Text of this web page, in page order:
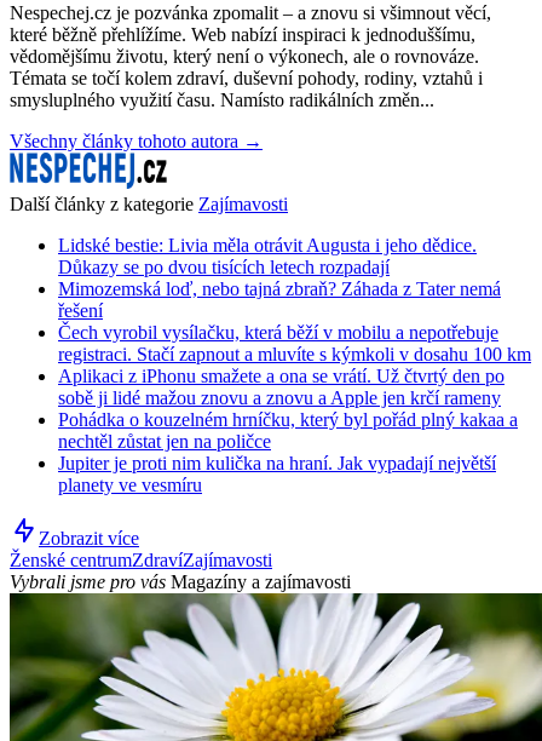
Nespechej.cz je pozvánka zpomalit – a znovu si všimnout věcí,
které běžně přehlížíme. Web nabízí inspiraci k jednoduššímu,
vědomějšímu životu, který není o výkonech, ale o rovnováze.
Témata se točí kolem zdraví, duševní pohody, rodiny, vztahů i
smysluplného využití času. Namísto radikálních změn...
Všechny články tohoto autora →
Další články z kategorie Zajímavosti
Lidské bestie: Livia měla otrávit Augusta i jeho dědice.
Důkazy se po dvou tisících letech rozpadají
Mimozemská loď, nebo tajná zbraň? Záhada z Tater nemá
řešení
Čech vyrobil vysílačku, která běží v mobilu a nepotřebuje
registraci. Stačí zapnout a mluvíte s kýmkoli v dosahu 100 km
Aplikaci z iPhonu smažete a ona se vrátí. Už čtvrtý den po
sobě ji lidé mažou znovu a znovu a Apple jen krčí rameny
Pohádka o kouzelném hrníčku, který byl pořád plný kakaa a
nechtěl zůstat jen na poličce
Jupiter je proti nim kulička na hraní. Jak vypadají největší
planety ve vesmíru
Zobrazit více
Ženské centrumZdravíZajímavosti
Vybrali jsme pro vás Magazíny a zajímavosti